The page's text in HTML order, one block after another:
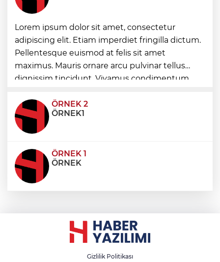
Görevden uzaklaştırılan Utku Caner
Çaykara hakkında tahliye kararı
Fındık alım fiyatları açıklandı... Alımlar 24
Ağustos'ta başlıyor
Lorem ipsum dolor sit amet, consectetur
adipiscing elit. Etiam imperdiet fringilla dictum.
Pellentesque euismod at felis sit amet
maximus. Mauris ornare arcu pulvinar tellus
dignissim tincidunt. Vivamus condimentum
condimentum eros et, faucibus sapien. Praese
ÖRNEK 2
ÖRNEK1
ÖRNEK 1
ÖRNEK
Gizlilik Politikası